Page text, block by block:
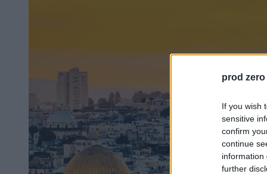
prod zero
If you wish
sensitive
confirm
continue
information
further